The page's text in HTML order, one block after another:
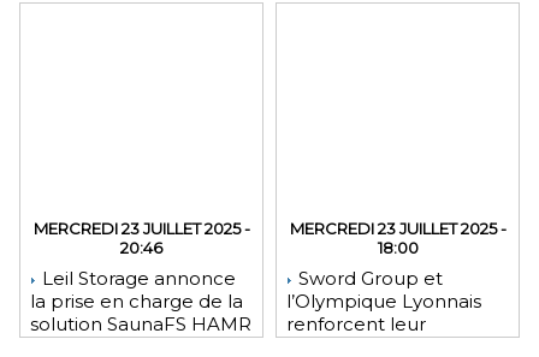
MERCREDI 23 JUILLET 2025 -
20:46
Leil Storage annonce
la prise en charge de la
solution SaunaFS HAMR
MERCREDI 23 JUILLET 2025 -
18:00
Sword Group et
l’Olympique Lyonnais
renforcent leur